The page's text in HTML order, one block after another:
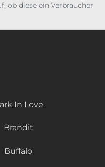
ob diese ein Verbraucher
In Love
Brandit
Buffalo